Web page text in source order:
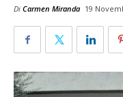
Di Carmen Miranda 19